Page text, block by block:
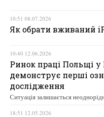
10:51 08.07.2026
Як обрати вживаний
10:40 12.06.2026
Ринок праці Польщі у
демонструє перші
дослідження
Ситуація залишається
18:51 12.05.2026